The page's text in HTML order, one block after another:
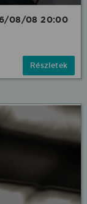
08/08 20:00
Részletek